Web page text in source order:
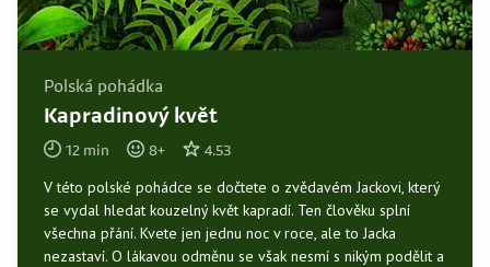
Polská pohádka
Kapradinový květ
12 min 8+ 4.53
V této polské pohádce se dočtete o zvědavém Jackovi, který
se vydal hledat kouzelný květ kapradí. Ten člověku splní
všechna přání. Kvete jen jednu noc v roce, ale to Jacka
nezastaví. O lákavou odměnu se však nesmí s nikým podělit a